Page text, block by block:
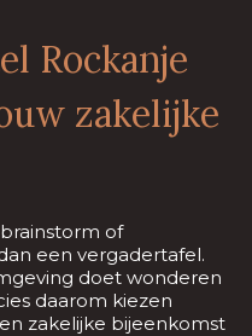
Rockanje
zakelijke
of
een vergadertafel.
doet wonderen
daarom kiezen
zakelijke bijeenkomst